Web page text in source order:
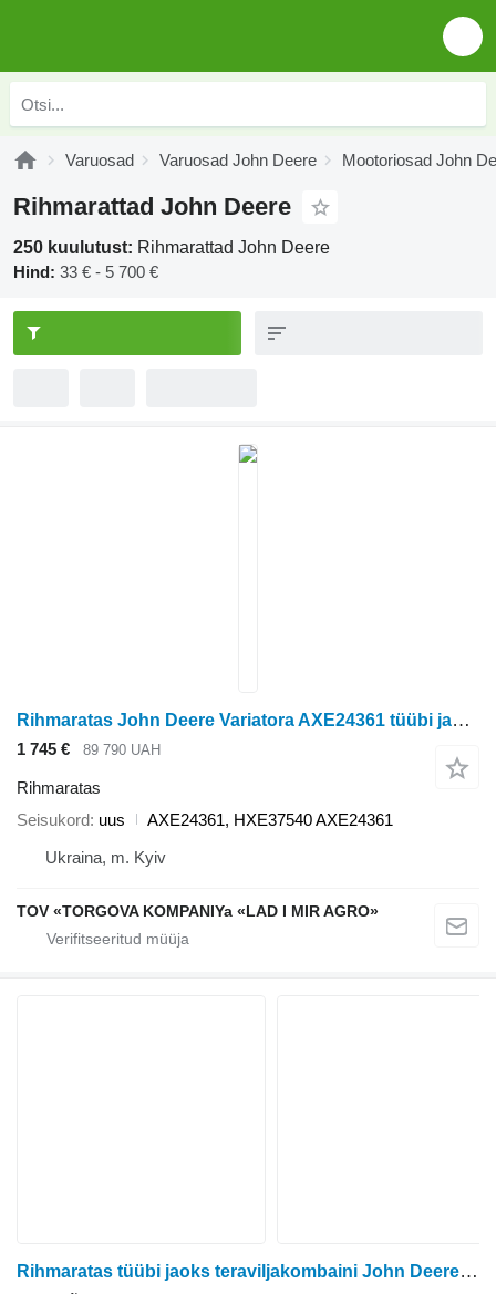
Varuosad Varuosad John Deere Mootoriosad John
Rihmarattad John Deere
250 kuulutust: Rihmarattad John Deere
Hind: 33 € - 5 700 €
Rihmaratas John Deere Variatora AXE24361 tüübi jaoks teraviljakombaini John Deere
1 745 € 89 790 UAH
Rihmaratas
Seisukord uus
AXE24361, HXE37540 AXE24361
Ukraina, m. Kyiv
TOV «TORGOVA KOMPANIYa «LAD I MIR AGRO»
Rihmaratas tüübi jaoks teraviljakombaini John Deere 9780